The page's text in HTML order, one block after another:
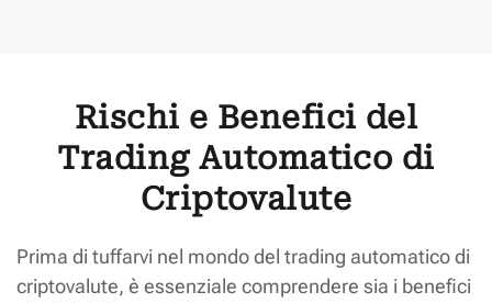
Rischi e Benefici del
Trading Automatico di
Criptovalute
Prima di tuffarvi nel mondo del trading automatico di
criptovalute, è essenziale comprendere sia i benefici